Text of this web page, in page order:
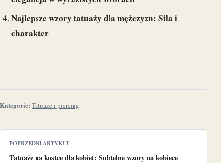
Najlepsze wzory tatuaży dla mężczyzn: Siła i
charakter
Kategorie: Tatuaże i piercing
POPRZEDNI ARTYKUŁ
Tatuaże na kostce dla kobiet: Subtelne wzory na kobiece